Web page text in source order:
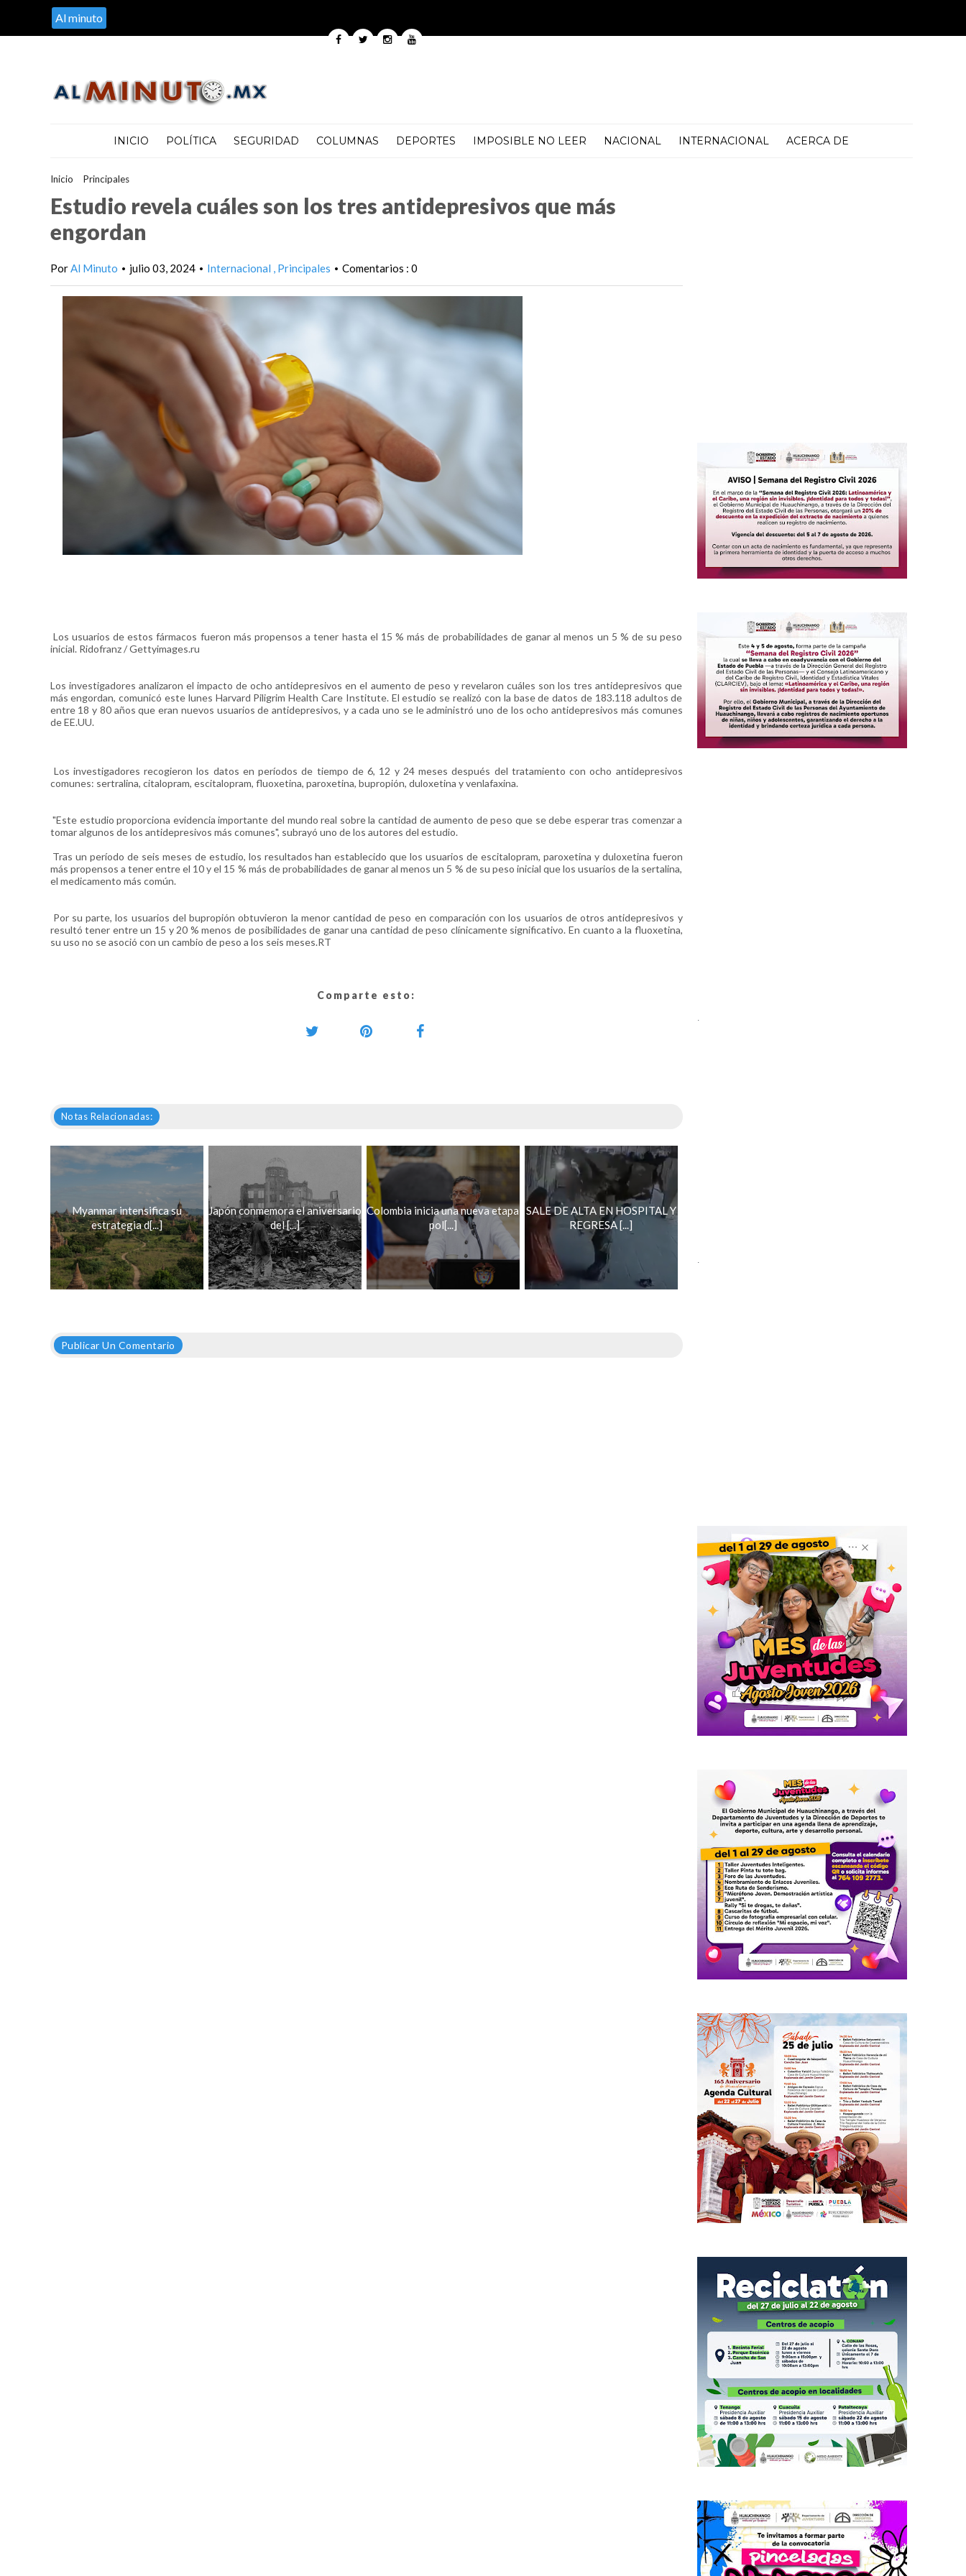
Al minuto
INICIO POLÍTICA SEGURIDAD COLUMNAS DEPORTES IMPOSIBLE NO LEER NACIONAL INTERNACIONAL ACERCA DE
Inicio Principales>
Estudio revela cuáles son los tres antidepresivos que más
engordan
PorAl Minuto • julio 03, 2024 • Internacional Principales • Comentarios : 0
Los usuarios de estos fármacos fueron más propensos a tener hasta el 15 % más de probabilidades de ganar al menos un 5 % de su peso
inicial. Ridofranz / Gettyimages.ru
Los investigadores analizaron el impacto de ocho antidepresivos en el aumento de peso y revelaron cuáles son los tres antidepresivos que
más engordan, comunicó este lunes Harvard Piligrim Health Care Institute. El estudio se realizó con la base de datos de 183.118 adultos de
entre 18 y 80 años que eran nuevos usuarios de antidepresivos, y a cada uno se le administró uno de los ocho antidepresivos más comunes
de EE.UU.
Los investigadores recogieron los datos en períodos de tiempo de 6, 12 y 24 meses después del tratamiento con ocho antidepresivos
comunes: sertralina, citalopram, escitalopram, fluoxetina, paroxetina, bupropión, duloxetina y venlafaxina.
"Este estudio proporciona evidencia importante del mundo real sobre la cantidad de aumento de peso que se debe esperar tras comenzar a
tomar algunos de los antidepresivos más comunes", subrayó uno de los autores del estudio.
Tras un período de seis meses de estudio, los resultados han establecido que los usuarios de escitalopram, paroxetina y duloxetina fueron
más propensos a tener entre el 10 y el 15 % más de probabilidades de ganar al menos un 5 % de su peso inicial que los usuarios de la sertalina,
el medicamento más común.
Por su parte, los usuarios del bupropión obtuvieron la menor cantidad de peso en comparación con los usuarios de otros antidepresivos y
resultó tener entre un 15 y 20 % menos de posibilidades de ganar una cantidad de peso clínicamente significativo. En cuanto a la fluoxetina,
su uso no se asoció con un cambio de peso a los seis meses.RT
Comparte esto:
Notas Relacionadas:
Myanmar intensifica su
estrategia d[...]
Japón conmemora el aniversario
del [...]
Colombia inicia una nueva etapa
pol[...]
SALE DE ALTA EN HOSPITAL Y
REGRESA [...]
Publicar Un Comentario
.
.